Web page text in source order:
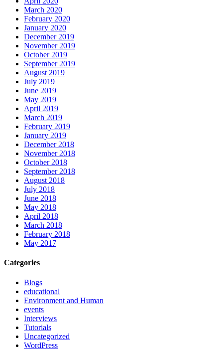
March 2020
February 2020
January 2020
December 2019
November 2019
October 2019
September 2019
August 2019
July 2019
June 2019
May 2019
April 2019
March 2019
February 2019
January 2019
December 2018
November 2018
October 2018
September 2018
August 2018
July 2018
June 2018
May 2018
April 2018
March 2018
February 2018
May 2017
Categories
Blogs
educational
Environment and Human
events
Interviews
Tutorials
Uncategorized
WordPress